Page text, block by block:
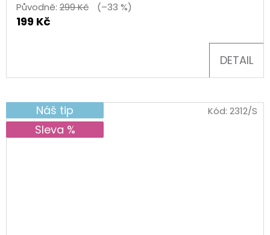
Původně: 299 Kč (–33 %)
199 Kč
DETAIL
Náš tip
Sleva %
Kód: 2312/S